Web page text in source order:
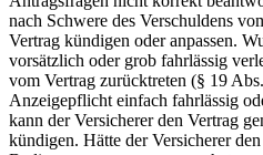
nach Schwere des Verschuldens
Vertrag kündigen oder an­passen.
vorsätzlich oder grob fahrlässig
vom Vertrag zurück­treten (§ 19
Anzeigepflicht einfach fahrlässig
kann der Versicherer den Vertrag
kündigen. Hätte der Versicherer